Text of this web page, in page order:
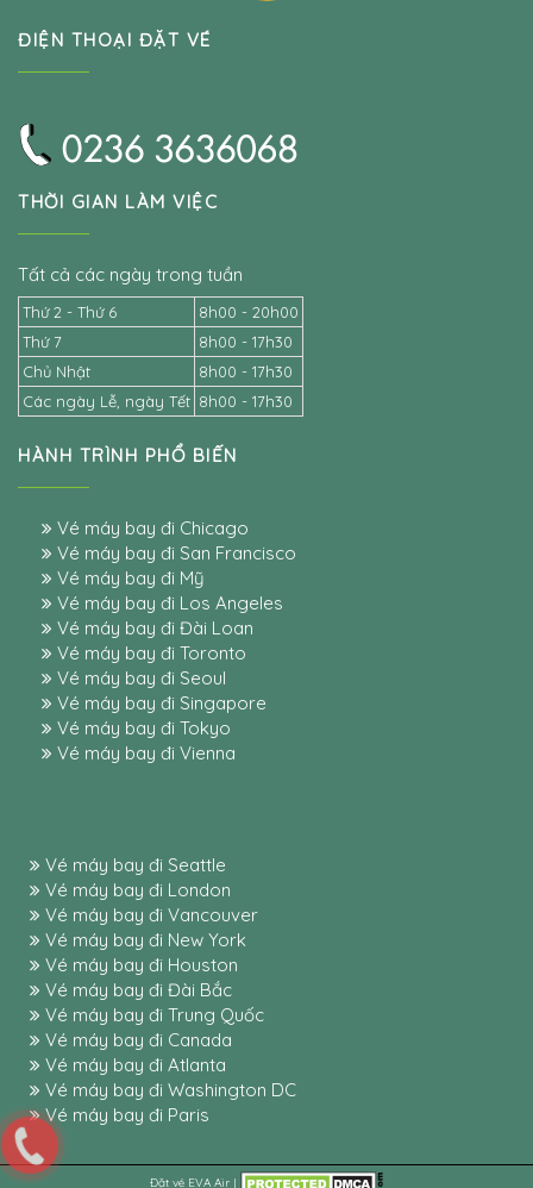
ĐIỆN THOẠI ĐẶT VÉ
THỜI GIAN LÀM VIỆC
Tất cả các ngày trong tuần
Thứ 2 - Thứ 6
8h00 - 20h00
Thứ 7
8h00 - 17h30
Chủ Nhật
8h00 - 17h30
Các ngày Lễ, ngày Tết 8h00 - 17h30
HÀNH TRÌNH PHỔ BIẾN
Vé máy bay đi Chicago
Vé máy bay đi San Francisco
Vé máy bay đi Mỹ
Vé máy bay đi Los Angeles
Vé máy bay đi Đài Loan
Vé máy bay đi Toronto
Vé máy bay đi Seoul
Vé máy bay đi Singapore
Vé máy bay đi Tokyo
Vé máy bay đi Vienna
Vé máy bay đi Seattle
Vé máy bay đi London
Vé máy bay đi Vancouver
Vé máy bay đi New York
Vé máy bay đi Houston
Vé máy bay đi Đài Bắc
Vé máy bay đi Trung Quốc
Vé máy bay đi Canada
Vé máy bay đi Atlanta
Vé máy bay đi Washington DC
Vé máy bay đi Paris
Đặt vé EVA Air |